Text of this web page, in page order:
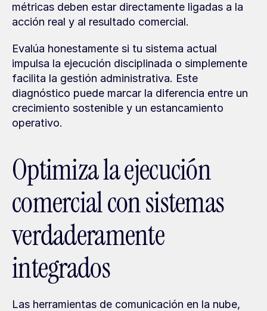
métricas deben estar directamente ligadas a la
acción real y al resultado comercial.
Evalúa honestamente si tu sistema actual
impulsa la ejecución disciplinada o simplemente
facilita la gestión administrativa. Este
diagnóstico puede marcar la diferencia entre un
crecimiento sostenible y un estancamiento
operativo.
Optimiza la ejecución
comercial con sistemas
verdaderamente
integrados
Las herramientas de comunicación en la nube,